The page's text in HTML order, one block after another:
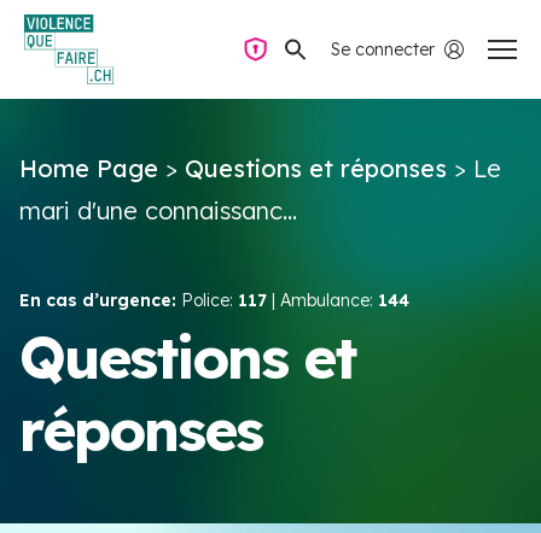
Se connecter
Questions & Réponses
La violence dans le couple
Ressources & Campagnes
Navigation privée
Home Page > Questions et réponses > Le
mari d'une connaissanc...
En cas d’urgence: Police: 117 | Ambulance: 144
Questions et
réponses